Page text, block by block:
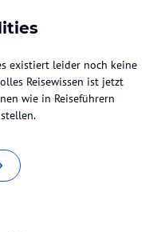
existiert leider noch keine
Reisewissen ist jetzt
wie in Reiseführern